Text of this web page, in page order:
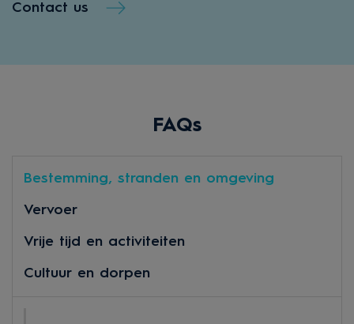
Contact us
FAQs
Bestemming, stranden en omgeving
Vervoer
Vrije tijd en activiteiten
Cultuur en dorpen